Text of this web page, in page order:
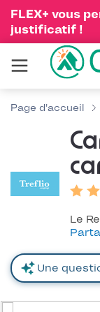
FLEX+ vous
justificatif !
Page d'accueil
Le